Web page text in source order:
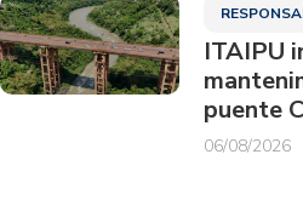
ITAIPU
puente
06/08/2026